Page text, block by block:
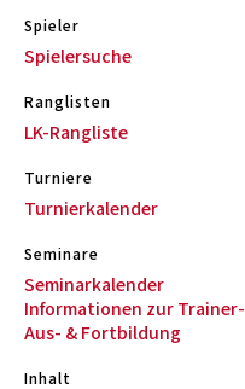
Spieler
Spielersuche
Ranglisten
LK-Rangliste
Turniere
Turnierkalender
Seminare
Seminarkalender
Informationen zur Trainer-
Aus- & Fortbildung
Inhalt